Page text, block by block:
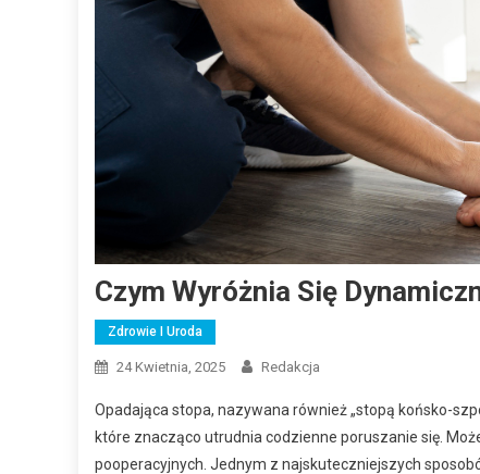
Czym Wyróżnia Się
Zdrowie I Uroda
24 Kwietnia, 2025 Redakcja
Opadająca stopa, nazywana również „stopą końsko-
które znacząco utrudnia codzienne poruszanie się.
pooperacyjnych. Jednym z najskuteczniejszych